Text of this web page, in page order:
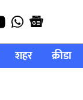
शहर क्रीडा